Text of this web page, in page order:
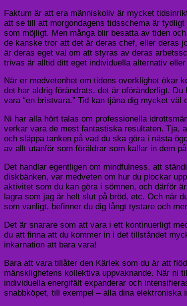
Faktum är att era människoliv är mycket
att se till att morgondagens tidsschema är
som möjligt. Men många blir besatta av tiden
de kanske tror att det är deras chef, eller deras
är deras eget val om att styras av deras
trivas är alltid ditt eget individuella alternativ
När er medvetenhet om tidens overklighet ökar
det har aldrig förändrats, det är oföränderligt.
vara “en bristvara.” Tid kan tjäna dig mycket
Ni har alla hört talas om professionella
verkar vara de mest fantastiska resultaten. Tja,
och släppa tanken på vad du ska göra i nästa
av allt utanför som föräldrar som kallar in dem
Det handlar egentligen om mindfulness, att
diskbänken, var medveten om hur du plockar
aktivitet som du kan göra i sömnen, och därför
lagra som jag är helt slut på bröd, etc. Och när
som vanligt, befinner du dig långt tystare och
Det är snarare som att vara i ett kontinuerligt
du att finna att du kommer in i det tillståndet
inkarnation att bara vara!
Bara att vara tillåter den Kärlek som du är att
mänsklighetens kollektiva uppvaknande. När ni
individuella energifält expanderar och
snabbköpet, till exempel – alla dina elektroniska